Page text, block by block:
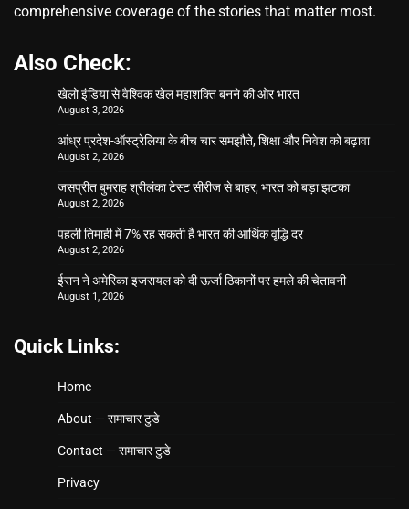
comprehensive coverage of the stories that matter most.
Also Check:
खेलो इंडिया से वैश्विक खेल महाशक्ति बनने की ओर भारत
August 3, 2026
आंध्र प्रदेश-ऑस्ट्रेलिया के बीच चार समझौते, शिक्षा और निवेश को बढ़ावा
August 2, 2026
जसप्रीत बुमराह श्रीलंका टेस्ट सीरीज से बाहर, भारत को बड़ा झटका
August 2, 2026
पहली तिमाही में 7% रह सकती है भारत की आर्थिक वृद्धि दर
August 2, 2026
ईरान ने अमेरिका-इजरायल को दी ऊर्जा ठिकानों पर हमले की चेतावनी
August 1, 2026
Quick Links:
Home
About — समाचार टुडे
Contact — समाचार टुडे
Privacy